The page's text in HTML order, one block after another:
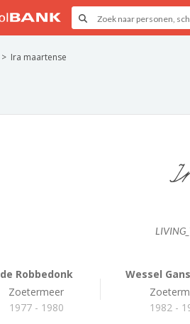
Ira maartense
de Robbedonk
Zoetermeer
1977 - 1980
Wessel
1982 -